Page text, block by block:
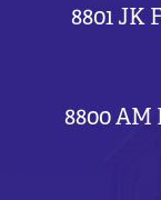
8801 JK
8800